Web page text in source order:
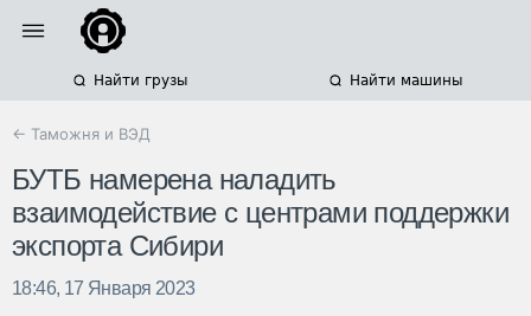
Найти грузы Найти машины
← Таможня и ВЭД
БУТБ намерена наладить
взаимодействие с центрами поддержки
экспорта Сибири
18:46, 17 Января 2023